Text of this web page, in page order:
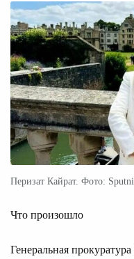
Перизат Кайрат. Фото:
Что произошло
Генеральная